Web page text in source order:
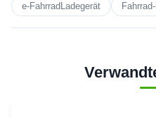
e-FahrradLadegerät